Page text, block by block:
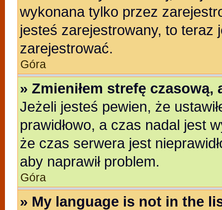
wykonana tylko przez
jesteś zarejestrowany, to teraz
zarejestrować.
Góra
» Zmieniłem strefę
Jeżeli jesteś pewien, że
prawidłowo, a czas nadal jest
że czas serwera jest
aby naprawił problem.
Góra
» My language is not in the